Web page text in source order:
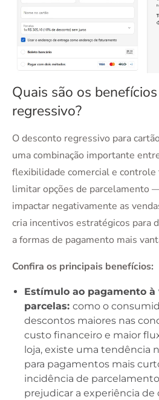
Quais são os
regressivo?
O desconto regressivo para
uma combinação importante
flexibilidade comercial e controle
limitar opções de parcelamento
impactar negativamente as
cria incentivos estratégicos para
a formas de pagamento mais
Confira os principais benefícios:
Estímulo ao pagamento
parcelas: como o
descontos maiores nas
custo financeiro e maior
loja, existe uma tendência
para pagamentos mais
incidência de
prejudicar a experiência de